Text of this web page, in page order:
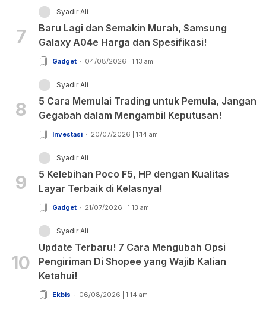
7
Syadir Ali
Baru Lagi dan Semakin Murah, Samsung
Galaxy A04e Harga dan Spesifikasi!
Gadget 04/08/2026 | 1:13 am
8
Syadir Ali
5 Cara Memulai Trading untuk Pemula, Jangan
Gegabah dalam Mengambil Keputusan!
Investasi 20/07/2026 | 1:14 am
9
Syadir Ali
5 Kelebihan Poco F5, HP dengan Kualitas
Layar Terbaik di Kelasnya!
Gadget 21/07/2026 | 1:13 am
10
Syadir Ali
Update Terbaru! 7 Cara Mengubah Opsi
Pengiriman Di Shopee yang Wajib Kalian
Ketahui!
Ekbis 06/08/2026 | 1:14 am